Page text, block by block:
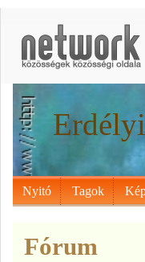
Nyitó Tagok
Fórum